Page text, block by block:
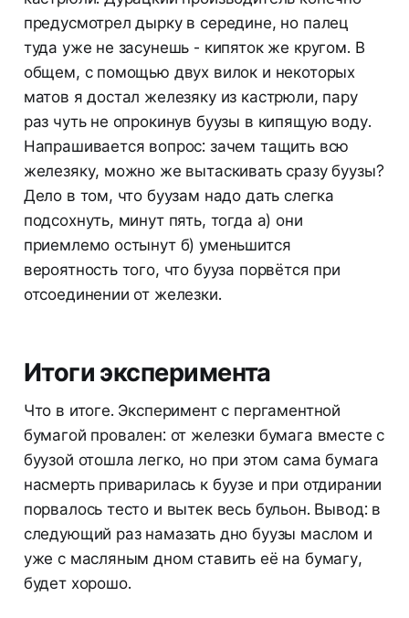
предусмотрел дырку в середине, но палец
туда уже не засунешь - кипяток же кругом. В
общем, с помощью двух вилок и некоторых
матов я достал железяку из кастрюли, пару
раз чуть не опрокинув буузы в кипящую воду.
Напрашивается вопрос: зачем тащить всю
железяку, можно же вытаскивать сразу буузы?
Дело в том, что буузам надо дать слегка
подсохнуть, минут пять, тогда а) они
приемлемо остынут б) уменьшится
вероятность того, что бууза порвётся при
отсоединении от железки.
Итоги эксперимента
Что в итоге. Эксперимент с пергаментной
бумагой провален: от железки бумага вместе с
буузой отошла легко, но при этом сама бумага
насмерть приварилась к буузе и при отдирании
порвалось тесто и вытек весь бульон. Вывод: в
следующий раз намазать дно буузы маслом и
уже с масляным дном ставить её на бумагу,
будет хорошо.